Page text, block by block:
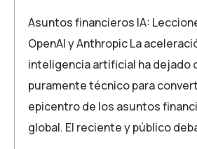
Asuntos financieros IA:
OpenAI y Anthropic La
inteligencia artificial ha dejado
puramente técnico para
epicentro de los asuntos
global. El reciente y público